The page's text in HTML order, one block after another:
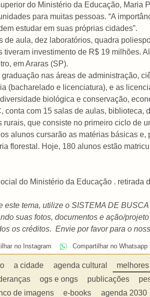
do Ministério da Educação, Maria
para muitas pessoas. “A
estudar em suas próprias cidades”.
de aula, dez laboratórios, quadra
tiveram investimento de R$ 19 milhões.
em Araras (SP).
nas áreas de administração,
(bacharelado e licenciatura), e as
biológica e conservação,
conta com 15 salas de aulas, biblioteca,
que consiste no primeiro ciclo de
alunos cursarão as matérias básicas
florestal. Hoje, 180 alunos estão
do Ministério da Educação . retirada
este tema, utilize o SISTEMA DE
suas fotos, documentos e ação/
os créditos. Envie por favor para o
no Instagram Compartilhar no Whatsapp
a cidade agenda cultural
ogs e ongs publicações
de imagens e-books agenda 2030